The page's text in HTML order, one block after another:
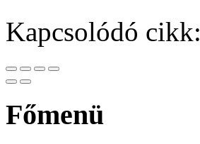
Kapcsolódó cikk:
Főmenü